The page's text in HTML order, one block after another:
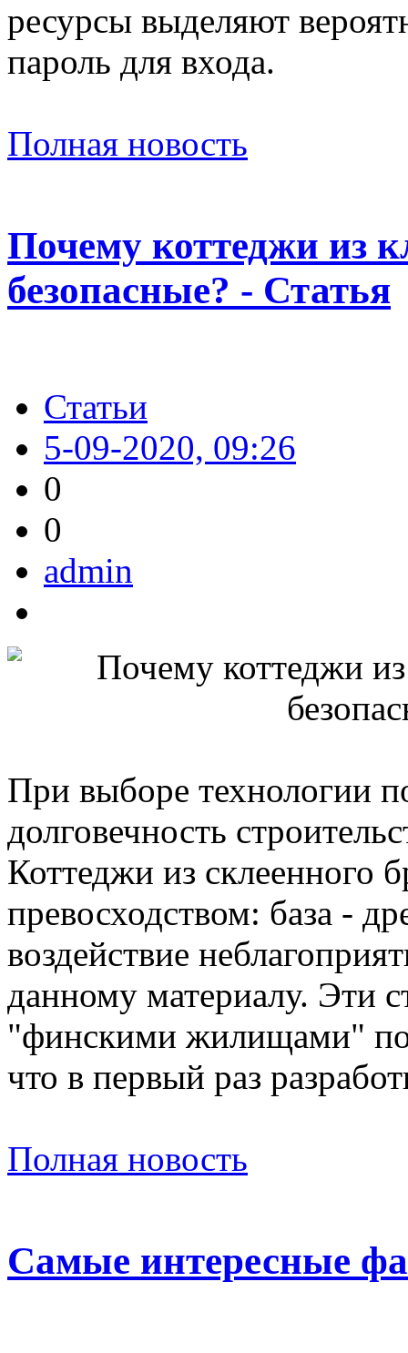
ресурсы выделяют
пароль для входа.
Полная новость
Почему коттеджи из
безопасные? - Статья
Статьи
5-09-2020, 09:26
0
0
admin
При выборе технологии
долговечность
Коттеджи из склеенного
превосходством: база -
воздействие
данному материалу. Эти
"финскими жилищами" по
что в первый раз
Полная новость
Самые интересные